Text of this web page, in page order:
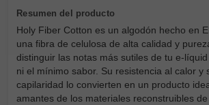
Holy Fiber Cotton es un algodón hecho en
una fibra de celulosa de alta calidad y
distinguir las notas más sutiles de tu e-
ni el mínimo sabor. Su resistencia al calor y
capilaridad lo convierten en un producto
amantes de los materiales reconstruibles